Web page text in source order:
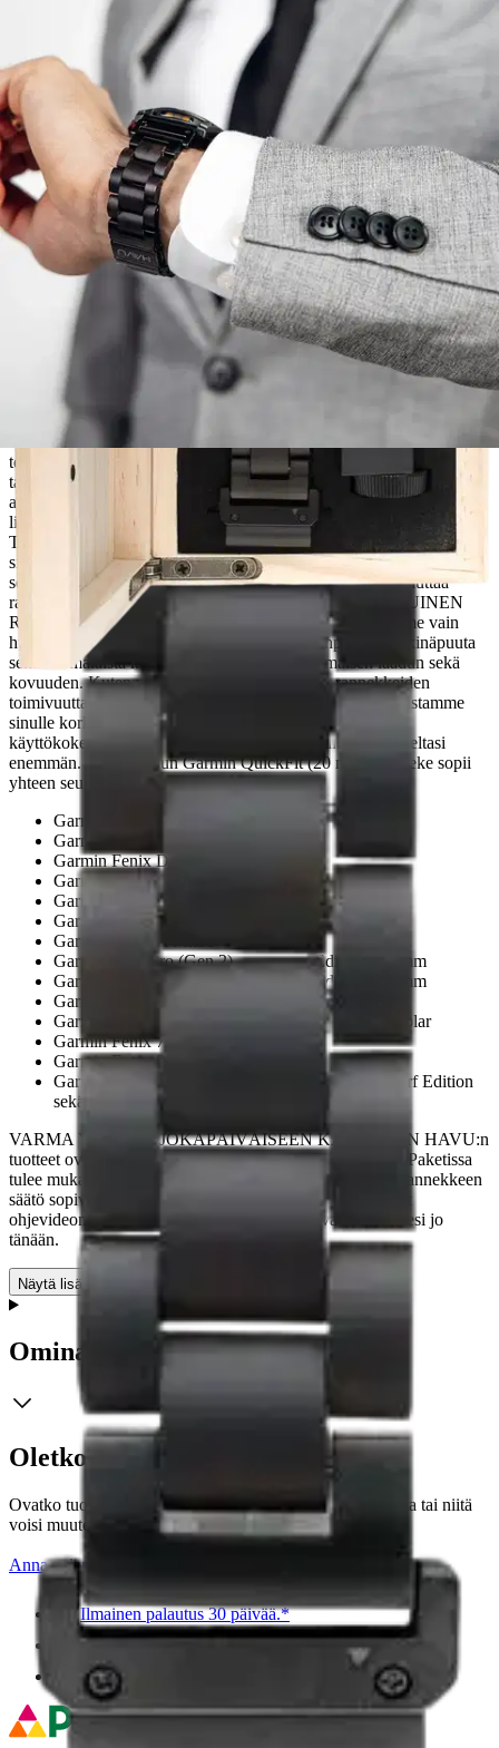
Ei saatavilla
Tuotekuvaus
Rannekkeen materiaali: Pähkinäpuu Rannekkeen leveys: 20 mm
Rannekkeen pituus: Helposti säädettävä 185 mm RANNEKKEET
GARMIN RANNEKELLOIHIN Toiveenne on kuultu!
Asiakkaidemme pyynnöstä markkinoille tuodut Garmin kelloihin
yhteensopivat Havun puiset rannekkeet ovat nyt saatavilla. Ranneke
kiinnittyy kelloon helposti QuickFit-tekniikalla. Sen ansiosta
rannekkeen irrottaminen ja kiinnittäminen tapahtuu vain
napsauttamalla, eikä erillisiä kiinnitystyökaluja tarvita.
Tällä
rannekkeella muutat kellosi ilmeen hetkessä sporttisemmasta
juhlavammaksi. Tämä upea ranneke on suunniteltu kestämään aikaa
sekä katseita. Sen kovinta rasitusta kokevat osat ovat ruostumatonta
terästä, ja puuosat on valmistettu kestävästä pähkinäpuusta, mikä
takaa sekä pitkäikäisyyden että tyylikkään ulkonäön. Rannekkeen
aito puu ja mustat yksityiskohdat tekevät rannekkeesta mukavan
lisän Garmin-kelloosi. RANNEKKEEN MUKANA KAIKKI
TARVITTAVA Ranneke toimitetaan kätevässä laatikossa, joka
sisältää kaiken tarvittavan. Laatikossa mukana saat kaksi lisäpalaa
sekä rannekkeen lyhennystyökalun, joilla voit helposti muuttaa
rannekkeen pituuden itsellesi sopivaksi. LAADUKAS PUINEN
RANNEKE – PARAS KÄYTTÖKOKEMUS Käytämme vain
huolellisesti valittuja materiaaleja, kuten eebenpuuta, pähkinäpuuta
sekä suomalaista koivua, jotka takaavat erinomaisen laadun sekä
kovuuden. Kuten muidenkin tuotteiden, myös rannekkeiden
toimivuutta on testattu pitkään ja huolellisesti. Näin varmistamme
sinulle korkealaatuiset tuotteet sekä parhaan mahdollisen
käyttökokemuksen. Valitse HAVU - kun vaadit rannekkeeltasi
enemmän. Tämä Havun Garmin QuickFit (20 mm) -ranneke sopii
yhteen seuraavien kellojen kanssa:
Garmin Approach S70 - 42 mm
Garmin Fenix 5S sekä 5S Plus
Garmin Fenix D2 Delta S
Garmin Fenix 6S
Garmin Descent Mk2S
Garmin Descent Mk3 - 43 mm
Garmin Descent Mk31 - 43 mm
Garmin Epix Pro (Gen 2) - Sapphire Edition | 42 mm
Garmin Epix Pro (Gen 2) - Standard Edition | 42 mm
Garmin Fenix 5S sekä 5S Plus
Garmin Fenix 6S: Pro, Sapphire, Solar sekä Pro Solar
Garmin Fenix 7s ja 7s Solar-versiot
Garmin Fenix 8 – 43 mm, AMOLED
Garmin Instinct 2S: Camo Edition, Solar, Solar Surf Edition
sekä Surf Edition
VARMA VALINTA JOKAPÄIVÄISEEN KÄYTTÖÖN HAVU:n
tuotteet ovat aina laadukkaista materiaaleista valmistettu. Paketissa
tulee mukana työkalu rannekkeen lyhentämistä varten. Rannekkeen
säätö sopivan mittaiseksi on helppoa YouTubesta löytyvät
ohjevideon avulla. Tilaa oma Garminiin sopiva rannekkeesi jo
tänään.
Näytä lisää
Ominaisuudet
Oletko tyytyväinen tuotetietoihin?
Ovatko tuotetiedot riittävät? Jos tuotetiedoissa on puutteita tai niitä
voisi muuten parantaa, anna palautetta.
Anna palautetta
Ilmainen palautus 30 päivää.*
Nouto myymälästä ilman toimituskuluja.
Asiakasomistajalle Bonusta jopa 5 %.*